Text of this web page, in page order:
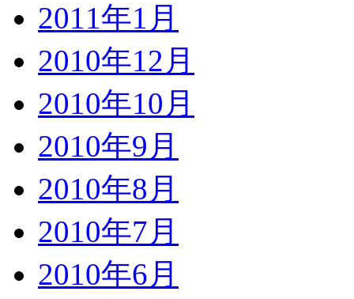
2011年1月
2010年12月
2010年10月
2010年9月
2010年8月
2010年7月
2010年6月